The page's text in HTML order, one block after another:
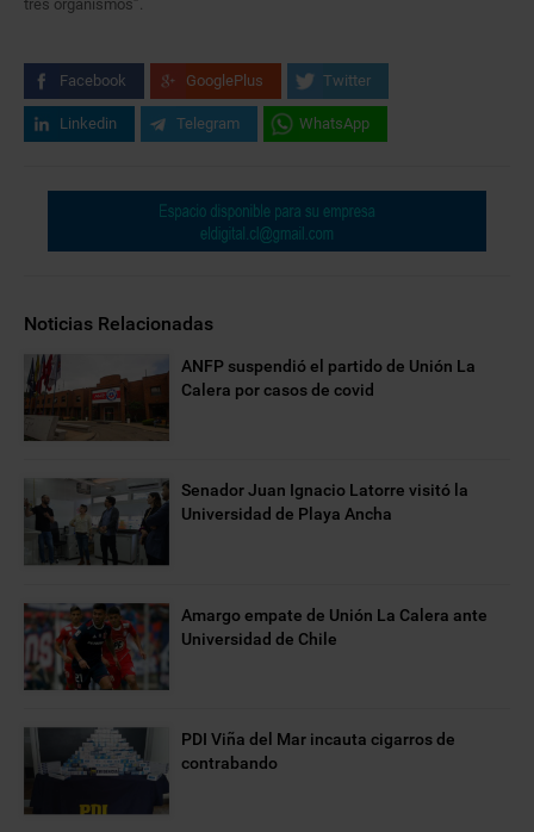
tres organismos”.
Facebook GooglePlus Twitter
Linkedin Telegram WhatsApp
Noticias Relacionadas
ANFP suspendió el partido de Unión La
Calera por casos de covid
Senador Juan Ignacio Latorre visitó la
Universidad de Playa Ancha
Amargo empate de Unión La Calera ante
Universidad de Chile
PDI Viña del Mar incauta cigarros de
contrabando